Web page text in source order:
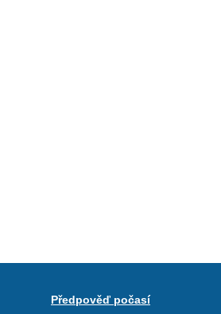
Předpověď počasí